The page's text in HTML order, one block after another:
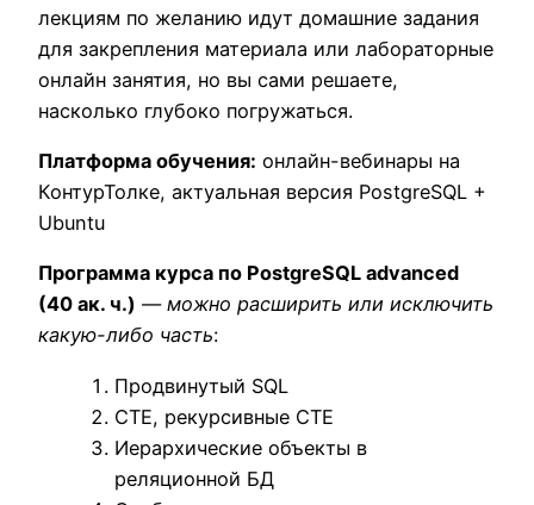
лекциям по желанию идут домашние задания
для закрепления материала или лабораторные
онлайн занятия, но вы сами решаете,
насколько глубоко погружаться.
Платформа обучения: онлайн-вебинары на
КонтурТолке, актуальная версия PostgreSQL +
Ubuntu
Программа курса по PostgreSQL advanced
(40 ак. ч.) — можно расширить или исключить
какую-либо часть:
Продвинутый SQL
СТЕ, рекурсивные СТЕ
Иерархические объекты в
реляционной БД